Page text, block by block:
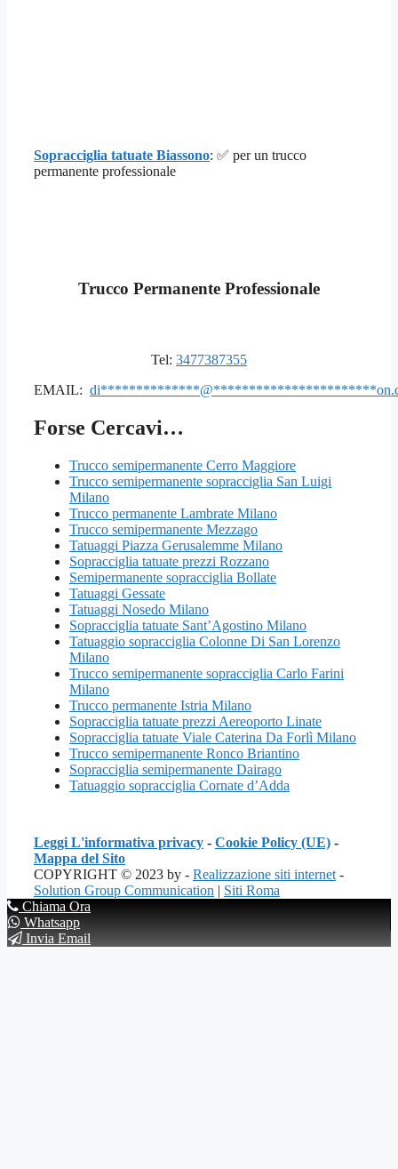
Sopracciglia tatuate Biassono: ✅ per un trucco
permanente professionale
Trucco Permanente Professionale
Tel: 3477387355
EMAIL: di**************@***********************
Forse Cercavi…
Trucco semipermanente Cerro Maggiore
Trucco semipermanente sopracciglia San Luigi
Milano
Trucco permanente Lambrate Milano
Trucco semipermanente Mezzago
Tatuaggi Piazza Gerusalemme Milano
Sopracciglia tatuate prezzi Rozzano
Semipermanente sopracciglia Bollate
Tatuaggi Gessate
Tatuaggi Nosedo Milano
Sopracciglia tatuate Sant’Agostino Milano
Tatuaggio sopracciglia Colonne Di San Lorenzo
Milano
Trucco semipermanente sopracciglia Carlo Farini
Milano
Trucco permanente Istria Milano
Sopracciglia tatuate prezzi Aereoporto Linate
Sopracciglia tatuate Viale Caterina Da Forlì Milano
Trucco semipermanente Ronco Briantino
Sopracciglia semipermanente Dairago
Tatuaggio sopracciglia Cornate d’Adda
Leggi L'informativa privacy - Cookie Policy (UE) -
Mappa del Sito
COPYRIGHT © 2023 by - Realizzazione siti internet -
Solution Group Communication | Siti Roma
Chiama Ora
Whatsapp
Invia Email